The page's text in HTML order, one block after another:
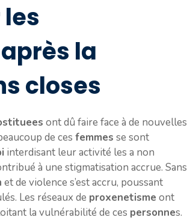
la
closes
ont dû faire face à de nouvelles
de ces femmes se sont
interdisant leur activité les a non
à une stigmatisation accrue. Sans
et de violence s’est accru, poussant
Les réseaux de proxenetisme ont
la vulnérabilité de ces personnes.